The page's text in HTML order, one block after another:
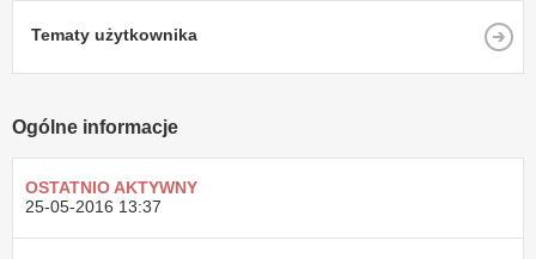
Tematy użytkownika
Ogólne informacje
OSTATNIO AKTYWNY
25-05-2016 13:37